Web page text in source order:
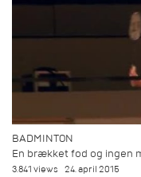
BADMINTON
En brækket fod og ingen
3.841 views 24. april 2015